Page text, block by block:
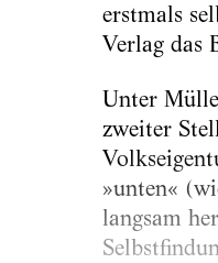
erstmals
Verlag das
Unter
zweiter
»unten«
langsam